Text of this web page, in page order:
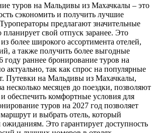
туров на Мальдивы из Махачкалы – это
сэкономить и получить лучшие
предлагают значительные
планирует свой отпуск заранее. Это
более широкого ассортимента отелей,
а также получить более выгодные
году раннее бронирование туров на
актуально, так как спрос на популярные
Путевки на Мальдивы из Махачкалы,
несколько месяцев до поездки, позволяют
обеспечить комфортные условия для
туров на 2027 год позволяет
и выбрать отель, который
ожиданиям. Это гарантирует доступность